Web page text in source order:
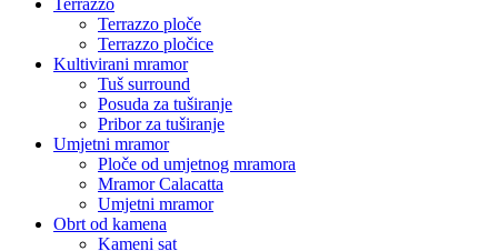
Terrazzo ploče
Terrazzo pločice
Kultivirani mramor
Tuš surround
Posuda za tuširanje
Pribor za tuširanje
Umjetni mramor
Ploče od umjetnog mramora
Mramor Calacatta
Umjetni mramor
Obrt od kamena
Kameni sat